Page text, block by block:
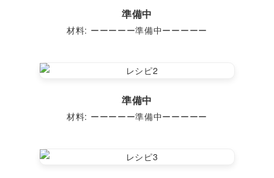
準備中
材料: ーーーーー準備中ーーーーー
準備中
材料: ーーーーー準備中ーーーーー